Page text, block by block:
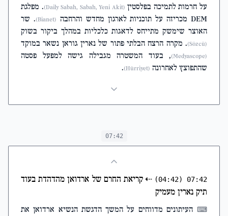
על חרמות לתמיכה בפלסטין (Daily Sabah, Sabah, Yeni Akit)
. מפלגת
DEM מכריזה על תוכניות לארגון מחדש והרחבה
(Bianet)
. שר
האוצר שימשק מתייחס לדאגות כלכליות במהלך ביקור בשוק
(Sözcü) . מקרה הרצח הבלתי פתור של נארין גוראן נשאר במוקד
(Medyascope)
, בעוד המשטרה מגבילה גישה למפעל פסטה
שהתפוצץ לאחרונה (Hürriyet)
.
07:42
07:42
(04:42)
⇠קריאת החרם של ארדואן מהדהדת בעוד
תיק נארין מעמיק
⌨ העיתונים מדווחים על המשך הדגשת הנשיא ארדואן את